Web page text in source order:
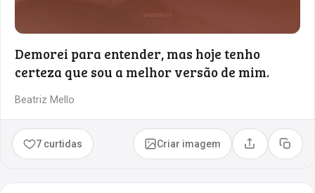
Demorei para entender, mas hoje tenho
certeza que sou a melhor versão de mim.
Beatriz Mello
7 curtidas Criar imagem Compartilhar
Copiar